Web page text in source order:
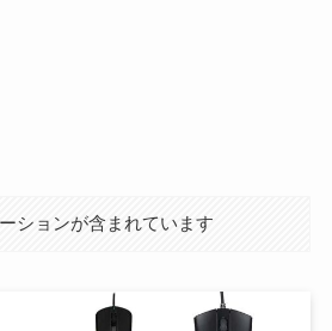
ションが含まれています